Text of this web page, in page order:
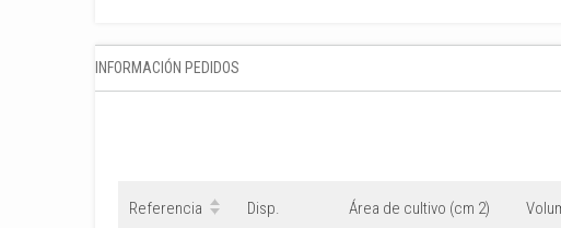
INFORMACIÓN PEDIDOS
Referencia Disp. Área de cultivo (cm 2)